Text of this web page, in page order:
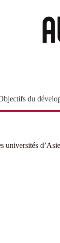
du
universités